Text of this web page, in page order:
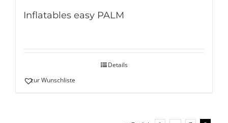
Inflatables easy PALM
Details
zur Wunschliste